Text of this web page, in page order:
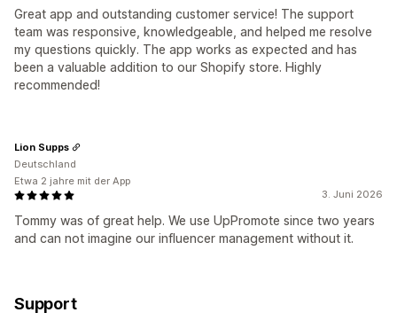
Great app and outstanding customer service! The support
team was responsive, knowledgeable, and helped me resolve
my questions quickly. The app works as expected and has
been a valuable addition to our Shopify store. Highly
recommended!
3. Juni 2026
Tommy was of great help. We use UpPromote since two years
and can not imagine our influencer management without it.
Lion Supps
Deutschland
Etwa 2 jahre mit der App
Support